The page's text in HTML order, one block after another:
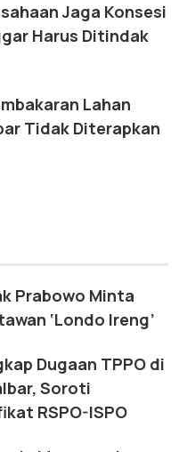
Jaga Konsesi
Harus Ditindak
Lahan
Tidak Diterapkan
Prabowo Minta
‘Londo Ireng’
Dugaan TPPO di
Soroti
RSPO-ISPO